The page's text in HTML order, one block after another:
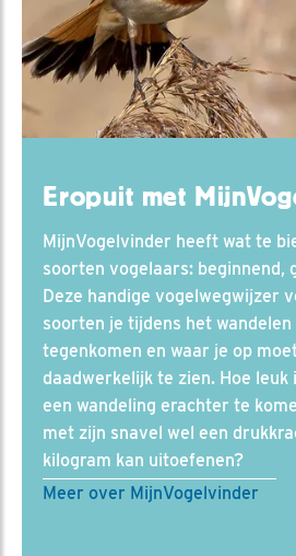
Eropuit met
MijnVogelvinder heeft wat te
soorten vogelaars: beginnend,
Deze handige vogelwegwijzer
soorten je tijdens het
tegenkomen en waar je op
daadwerkelijk te zien. Hoe leuk
een wandeling erachter te
met zijn snavel wel een
kilogram kan uitoefenen?
Meer over MijnVogelvinder